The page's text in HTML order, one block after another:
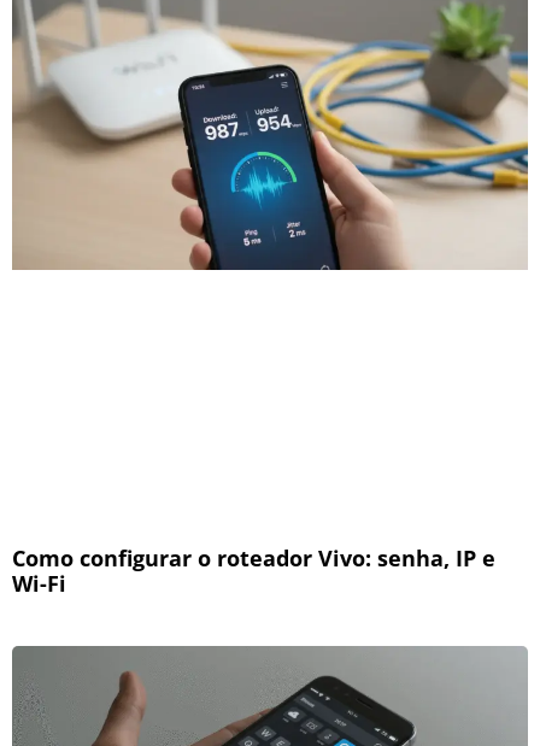
Como configurar o roteador Vivo: senha, IP e
Wi-Fi